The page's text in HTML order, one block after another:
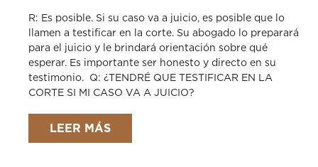
R: Es posible. Si su caso va a juicio, es posible que lo
llamen a testificar en la corte. Su abogado lo preparará
para el juicio y le brindará orientación sobre qué
esperar. Es importante ser honesto y directo en su
testimonio. Q: ¿TENDRÉ QUE TESTIFICAR EN LA
CORTE SI MI CASO VA A JUICIO?
LEER MÁS